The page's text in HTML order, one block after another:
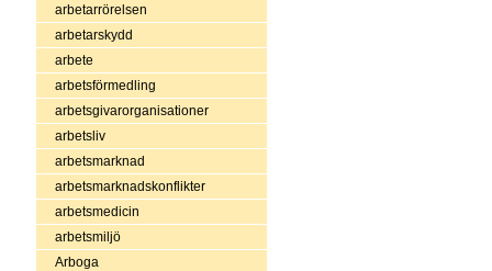
arbetarrörelsen
arbetarskydd
arbete
arbetsförmedling
arbetsgivarorganisationer
arbetsliv
arbetsmarknad
arbetsmarknadskonflikter
arbetsmedicin
arbetsmiljö
Arboga